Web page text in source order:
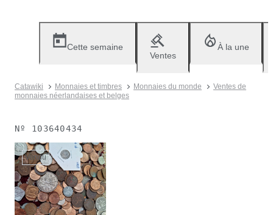
Cette semaine
Ventes
À la une
Catawiki Monnaies et timbres Monnaies du monde
Ventes de
monnaies néerlandaises et belges
Nº 103640434
Vendu